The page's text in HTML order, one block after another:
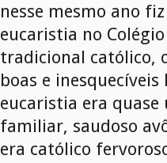
nesse mesmo ano
eucaristia no
tradicional católico,
boas e
eucaristia era quase
familiar, saudoso
era católico